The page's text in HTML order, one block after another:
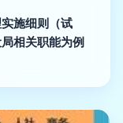
施细则（试
相关职能为例